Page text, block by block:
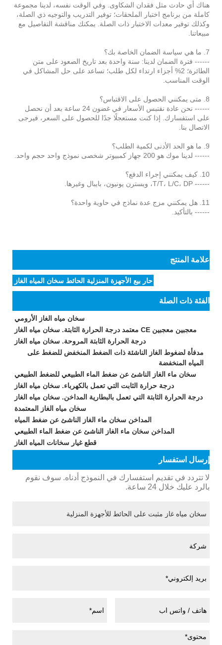
هناك أي حادث مثل فقدان الشكاوى. وفي الوقت نفسه، لدينا مجموعة
كاملة من برنامج اختبار الملحقات؛ توفير التدريب والتوجيه ذي الصلة،
وكذلك توفير معدات الاختبار ذات الصلة. يمكنك مناقشة التفاصيل مع
مبيعاتنا.
7. ما هي سياسة الضمان الخاصة بك؟
------ فترة الضمان لدينا: سنة واحدة بعد تاريخ الصعود على متن
الطائرة؛ 2% أجزاء ارتداء لكل طلب؛ تساعد على حل المشاكل في
الوقت المناسب.
8. متى يمكنني الحصول على الاقتباس؟
------ نحن عادة نقتبس الأسعار في غضون 24 ساعة بعد أن نحصل
على استفسارك. إذا كنت مستعجلًا جدًا للحصول على السعر، فيرجى
الاتصال بنا.
9. ما هو الحد الأدنى لكمية الطلب؟
------ لدينا موك هو 200 جهاز كمبيوتر شخصى نموذج واحد حجم واحد.
10. كيف يمكنني إجراء الدفع؟
------ T/T، L/C، DP، ويسترن يونيون، بايبال وغيرها.
11. هل يمكنني مزج عدة نماذج في حاوية واحدة؟
------ بالتأكيد.
علامة المنتج
حار بيع الأجهزة المنزلية الحائط سخان المياه الغاز
الفئة ذات الصلة
سخان مياه الغاز الأرومي
معجبين معجبين CE معتمد درجة الحرارة الثابتة. سخان مياه الغاز
درجة الحرارة الثابتة المروحة. سخان مياه الغاز
مدفأة لضغوط الغاز الناشئة ذات الضغط المنخفض للضغط على
المياه المنخفضة
سخان ماء الغاز الناشئ عن ضغط الماء الطبيعي للضغط الطبيعي
درجة حرارة الثابت التي تعمل بالكهرباء. سخان مياه الغاز
درجة الحرارة الثابتة التي تعمل بالبطارية المداخن. سخان مياه الغاز
سخان مياه الغاز المعتمدة
المداخن سخان ماء الغاز الناشئ عن ضغط المياه
المداخن سخان ماء الغاز الناشئ عن ضغط الماء الطبيعي
قطع غيار سخانات المياه الغاز
إرسال استفسار
لا تتردد في تقديم استفسارك في النموذج أدناه. سوف نقوم
بالرد عليك خلال 24 ساعة.